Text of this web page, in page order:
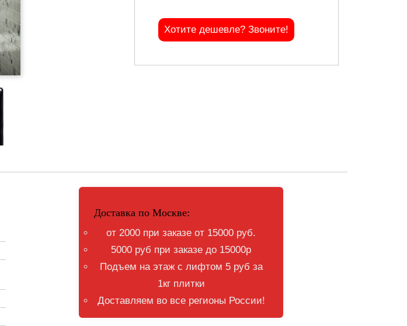
Хотите дешевле? Звоните!
Доставка по Москве:
от 2000 при заказе от 15000 руб.
5000 руб при заказе до 15000р
Подъем на этаж с лифтом 5 руб за
1кг плитки
Доставляем во все регионы России!